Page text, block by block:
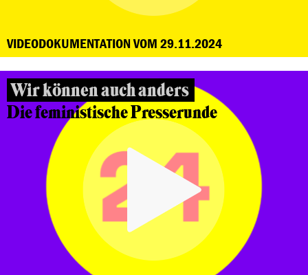
VIDEODOKUMENTATION VOM 29.11.2024
Wir können auch anders
Die feministische Presserunde